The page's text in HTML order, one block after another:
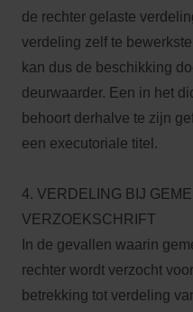
de rechter gelaste
verdeling zelf te
kan dus de beschikking
deurwaarder. Een in het
behoort derhalve te zijn
een executoriale titel.
4. VERDELING BIJ
VERZOEKSCHRIFT
In de gevallen waarin
rechter wordt verzocht
betrekking tot verdeling